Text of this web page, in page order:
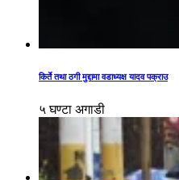
किर्ते तथा ठगी मुद्दामा वडाध्यक्ष यादव पक्राउ
५ घण्टा अगाडी